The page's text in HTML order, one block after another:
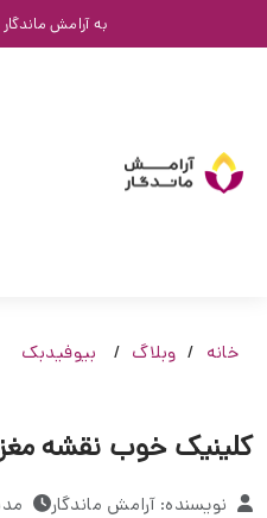
به آرامش
خانه وبلاگ بیوفیدبک
کلینیک خوب نقشه
نویسنده: آرامش ماندگار